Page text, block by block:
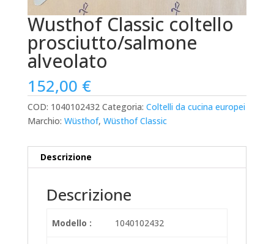
Wusthof Classic coltello
prosciutto/salmone
alveolato
152,00 €
COD: 1040102432 Categoria: Coltelli da cucina europei
Marchio: Wüsthof, Wüsthof Classic
Descrizione
Descrizione
Modello : 1040102432